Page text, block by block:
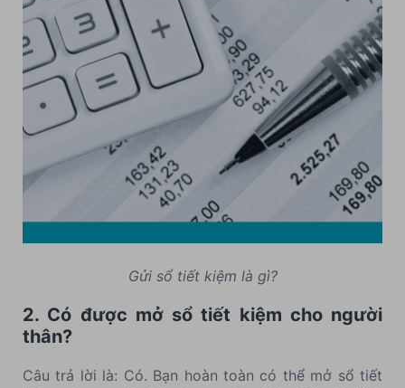
Gửi sổ tiết kiệm là gì?
2. Có được mở sổ tiết kiệm cho người
thân?
Câu trả lời là: Có. Bạn hoàn toàn có thể mở sổ tiết